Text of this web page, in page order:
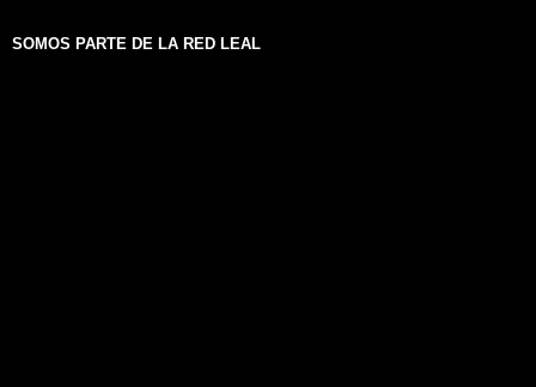
SOMOS PARTE DE LA RED LEAL